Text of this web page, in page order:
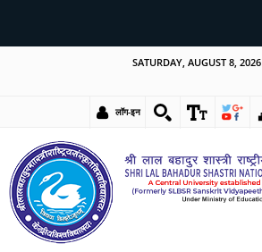
SATURDAY, AUGUST 8, 2026
लॉग-इन